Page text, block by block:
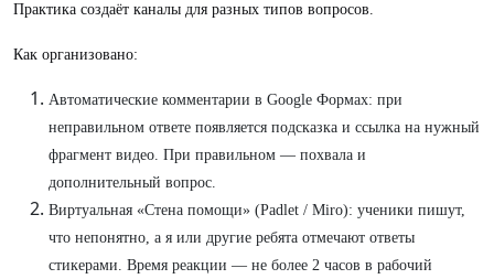
Практика создаёт каналы для разных типов вопросов.
Как организовано:
Автоматические комментарии в Google Формах: при
неправильном ответе появляется подсказка и ссылка на нужный
фрагмент видео. При правильном — похвала и
дополнительный вопрос.
Виртуальная «Стена помощи» (Padlet / Miro): ученики пишут,
что непонятно, а я или другие ребята отмечают ответы
стикерами. Время реакции — не более 2 часов в рабочий